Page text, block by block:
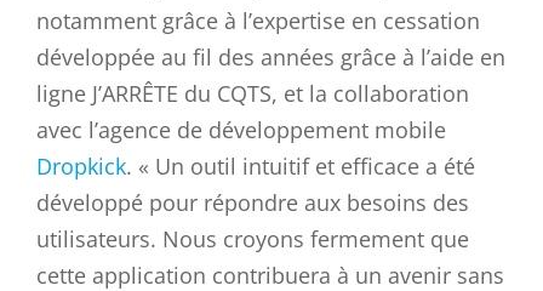
notamment grâce à l’expertise en cessation
développée au fil des années grâce à l’aide en
ligne J’ARRÊTE du CQTS, et la collaboration
avec l’agence de développement mobile
Dropkick. « Un outil intuitif et efficace a été
développé pour répondre aux besoins des
utilisateurs. Nous croyons fermement que
cette application contribuera à un avenir sans